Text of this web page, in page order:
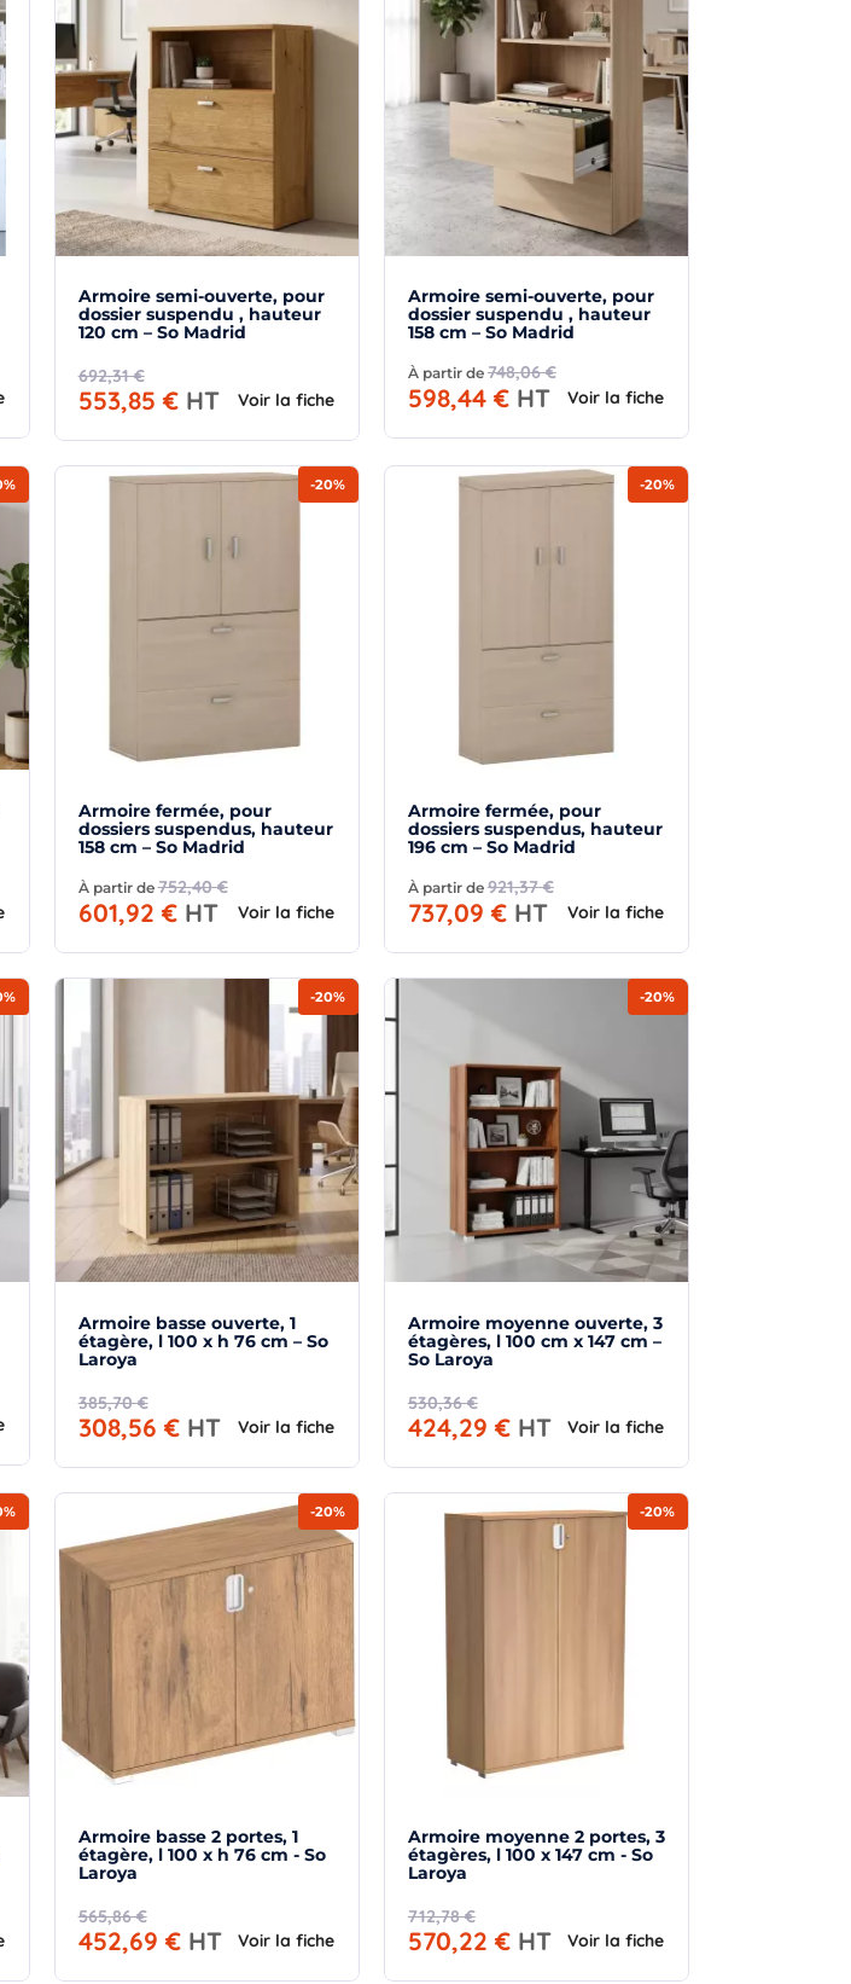
Armoire semi-ouverte, pour
dossier suspendu , hauteur
120 cm – So Madrid
692,31 €
553,85 € HT Voir la fiche
Armoire semi-ouverte, pour
dossier suspendu , hauteur
158 cm – So Madrid
À partir de 748,06 €
598,44 € HT Voir la fiche
Armoire fermée, pour
dossiers suspendus, hauteur
158 cm – So Madrid
À partir de752,40 €
601,92 € HT Voir la fiche
-20%
Armoire fermée, pour
dossiers suspendus, hauteur
196 cm – So Madrid
À partir de 921,37 €
737,09 € HT Voir la fiche
-20%
Armoire basse ouverte, 1
étagère, l 100 x h 76 cm – So
Laroya
385,70 €
308,56 € HT Voir la fiche
-20%
Armoire moyenne ouverte, 3
étagères, l 100 cm x 147 cm –
So Laroya
530,36 €
424,29 € HT Voir la fiche
-20%
Armoire basse 2 portes, 1
étagère, l 100 x h 76 cm - So
Laroya
565,86 €
452,69 € HT Voir la fiche
-20%
Armoire moyenne 2 portes, 3
étagères, l 100 x 147 cm - So
Laroya
712,78 €
570,22 € HT Voir la fiche
-20%